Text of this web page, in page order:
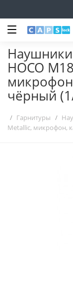
HOCO
чёрный
Гарнитуры
Metallic, микрофон,